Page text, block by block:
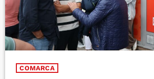
COMARCA